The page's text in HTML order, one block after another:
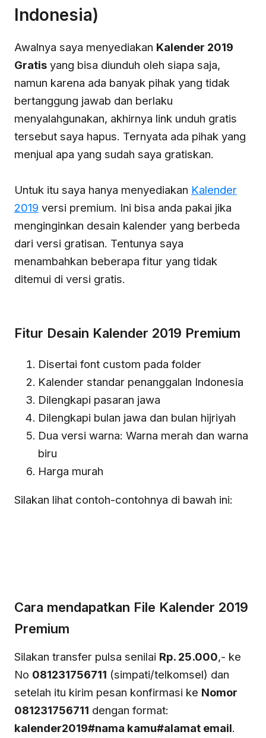
Indonesia)
Awalnya saya menyediakan Kalender 2019
Gratis yang bisa diunduh oleh siapa saja,
namun karena ada banyak pihak yang tidak
bertanggung jawab dan berlaku
menyalahgunakan, akhirnya link unduh gratis
tersebut saya hapus. Ternyata ada pihak yang
menjual apa yang sudah saya gratiskan.
Untuk itu saya hanya menyediakan Kalender
2019 versi premium. Ini bisa anda pakai jika
menginginkan desain kalender yang berbeda
dari versi gratisan. Tentunya saya
menambahkan beberapa fitur yang tidak
ditemui di versi gratis.
Fitur Desain Kalender 2019 Premium
Disertai font custom pada folder
Kalender standar penanggalan Indonesia
Dilengkapi pasaran jawa
Dilengkapi bulan jawa dan bulan hijriyah
Dua versi warna: Warna merah dan warna
biru
Harga murah
Silakan lihat contoh-contohnya di bawah ini:
Cara mendapatkan File Kalender 2019
Premium
Silakan transfer pulsa senilai Rp. 25.000,- ke
No 081231756711 (simpati/telkomsel) dan
setelah itu kirim pesan konfirmasi ke Nomor
081231756711 dengan format:
kalender2019#nama kamu#alamat email.